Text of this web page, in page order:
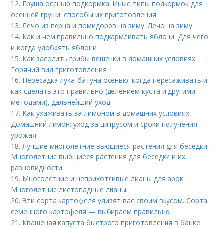
12. Груша осенью подкормка. Иные типы подкормок для
осенней груши: способы их приготовления
13.Лечо из перца и помидоров на зиму. Лечо на зиму
14. Как и чем правильно подкармливать яблони. Для чего
и когда удобрять яблони
15. Как засолить грибы вешенки в домашних условиях.
Горячий вид приготовления
16. Пересадка лука-батуна осенью: когда пересаживать и
как сделать это правильно (делением куста и другими
методами), дальнейший уход
17. Как ухаживать за лимоном в домашних условиях.
Домашний лимон: уход за цитрусом и сроки получения
урожая
18.Лучшие многолетние вьющиеся растения для беседки.
Многолетние вьющиеся растения для беседки и их
разновидности
19. Многолетние и неприхотливые лианы для арок.
Многолетние листопадные лианы
20. Эти сорта картофеля удивят вас своим вкусом. Сорта
семенного картофеля — выбираем правильно
21. Квашеная капуста быстрого приготовления в банке.